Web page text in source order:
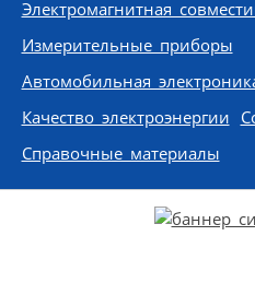
Электромагнитная
Измерительные приборы
Автомобильная
Качество электроэнергии
Справочные материалы